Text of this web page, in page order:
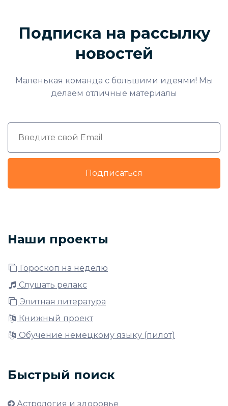
Подписка на рассылку
новостей
Маленькая команда с большими идеями! Мы
делаем отличные материалы
Подписаться
Наши проекты
Гороскоп на неделю
Слушать релакс
Элитная литература
Книжный проект
Обучение немецкому языку (пилот)
Быстрый поиск
Астрология и здоровье